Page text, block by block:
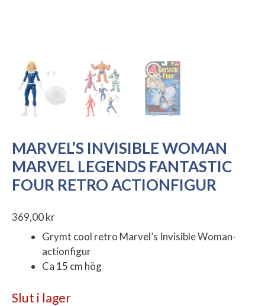
MARVEL’S INVISIBLE WOMAN
MARVEL LEGENDS FANTASTIC
FOUR RETRO ACTIONFIGUR
369,00kr
Grymt cool retro Marvel’s Invisible Woman-
actionfigur
Ca 15 cm hög
Slut i lager